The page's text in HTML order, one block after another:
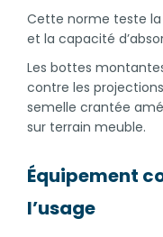
Cette norme teste
et la capacité
Les bottes
contre les
semelle crantée
sur terrain meuble.
Équipement
l’usage